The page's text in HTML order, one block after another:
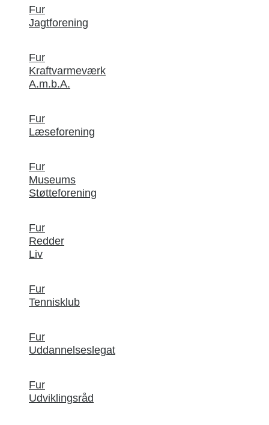
Fur
Jagtforening
Fur
Kraftvarmeværk
A.m.b.A.
Fur
Læseforening
Fur
Museums
Støtteforening
Fur
Redder
Liv
Fur
Tennisklub
Fur
Uddannelseslegat
Fur
Udviklingsråd